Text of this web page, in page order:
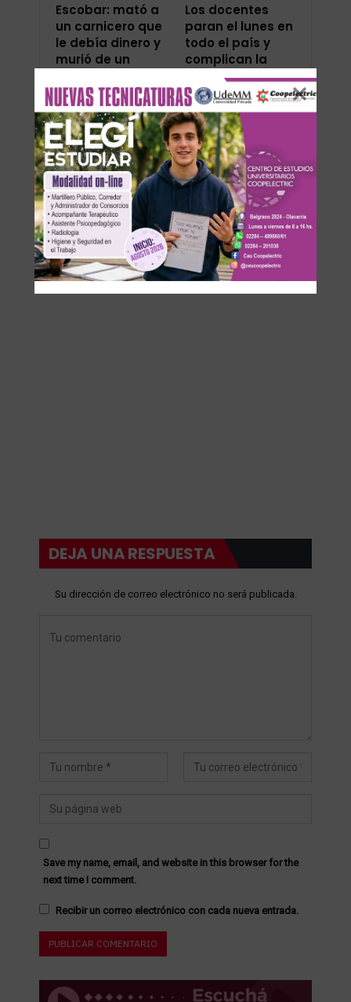
Escobar: mató a
un carnicero que
le debía dinero y
murió de un
Los docentes
paran el lunes en
todo el país y
complican la
vuelta a clases
tras el…
ANTERIOR SIGUIENTE
DEJA UNA RESPUESTA
Su dirección de correo electrónico no será publicada.
Save my name, email, and website in this browser for the
next time I comment.
Recibir un correo electrónico con cada nueva entrada.